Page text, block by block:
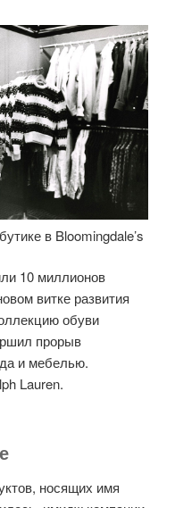
в Bloomingdale’s
10 миллионов
витке развития
обуви
прорыв
и мебелью.
Lauren.
носящих имя